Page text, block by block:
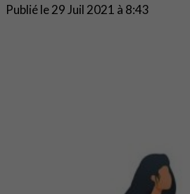
Publié le29 Juil 2021 à 8:43